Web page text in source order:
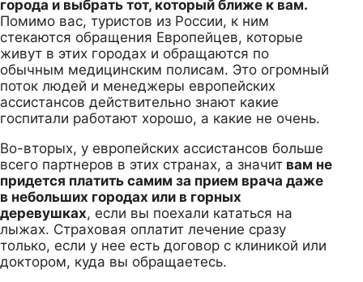
города и выбрать тот, который ближе к вам.
Помимо вас, туристов из России, к ним
стекаются обращения Европейцев, которые
живут в этих городах и обращаются по
обычным медицинским полисам. Это огромный
поток людей и менеджеры европейских
ассистансов действительно знают какие
госпитали работают хорошо, а какие не очень.
Во-вторых, у европейских ассистансов больше
всего партнеров в этих странах, а значит вам не
придется платить самим за прием врача даже
в небольших городах или в горных
деревушках, если вы поехали кататься на
лыжах. Страховая оплатит лечение сразу
только, если у нее есть договор с клиникой или
доктором, куда вы обращаетесь.